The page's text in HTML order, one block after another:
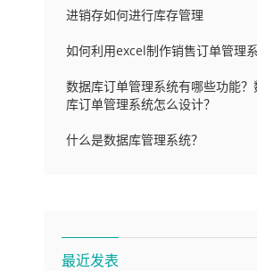
进销存如何进行库存管理
如何利用excel制作销售订单管理系
数据库订单管理系统有哪些功能？
库订单管理系统怎么设计？
什么是数据库管理系统？
最近发表